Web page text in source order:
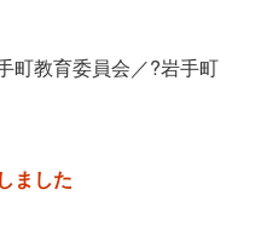
町教育委員会／?岩手町
ました